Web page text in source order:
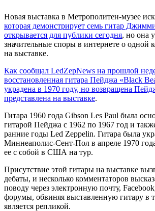
Новая выставка в Метрополитен-музее
которая демонстрирует семь гитар
открывается для публики сегодня, но она
значительные споры в интернете о одной
на выставке.
Как сообщал LedZepNews на прошлой
восстановленная гитара Пейджа «Black
украдена в 1970 году, но возвращена
представлена на выставке.
Гитара 1960 года Gibson Les Paul была
гитарой Пейджа с 1962 по 1967 год и
ранние годы Led Zeppelin. Гитара была
Миннеаполис-Сент-Пол в апреле 1970
ее с собой в США на тур.
Присутствие этой гитары на выставке
дебаты, и несколько комментаторов
поводу через электронную почту,
форумы, обвиняя выставленную гитару в
является репликой.